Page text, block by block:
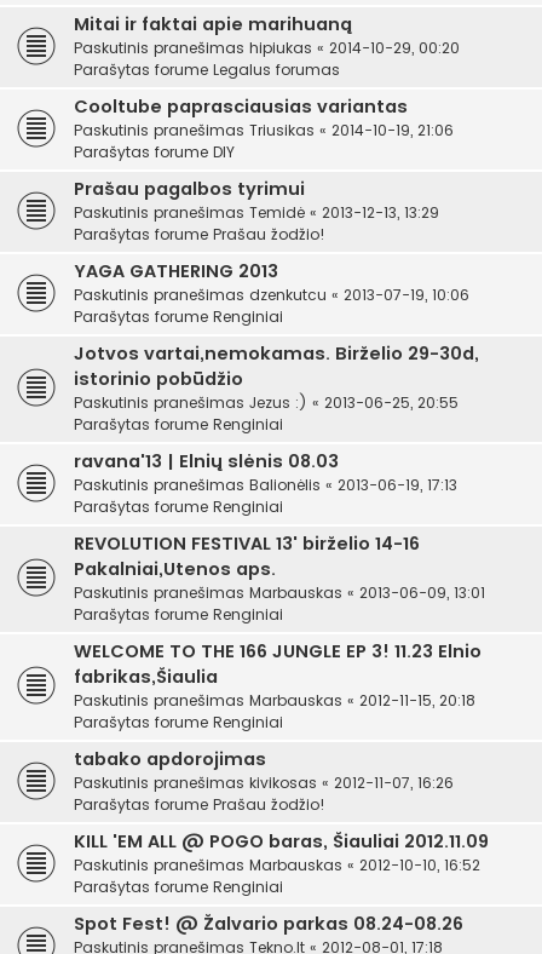
Mitai ir faktai apie marihuaną
Paskutinis pranešimas hipiukas « 2014-10-29, 00:20
Parašytas forume Legalus forumas
Cooltube paprasciausias variantas
Paskutinis pranešimas Triusikas « 2014-10-19, 21:06
Parašytas forume DIY
Prašau pagalbos tyrimui
Paskutinis pranešimas Temidė « 2013-12-13, 13:29
Parašytas forume Prašau žodžio!
YAGA GATHERING 2013
Paskutinis pranešimas dzenkutcu « 2013-07-19, 10:06
Parašytas forume Renginiai
Jotvos vartai,nemokamas. Birželio 29-30d,
istorinio pobūdžio
Paskutinis pranešimas Jezus :) « 2013-06-25, 20:55
Parašytas forume Renginiai
ravana'13 | Elnių slėnis 08.03
Paskutinis pranešimas Balionėlis « 2013-06-19, 17:13
Parašytas forume Renginiai
REVOLUTION FESTIVAL 13' birželio 14-16
Pakalniai,Utenos aps.
Paskutinis pranešimas Marbauskas « 2013-06-09, 13:01
Parašytas forume Renginiai
WELCOME TO THE 166 JUNGLE EP 3! 11.23 Elnio
fabrikas,Šiaulia
Paskutinis pranešimas Marbauskas « 2012-11-15, 20:18
Parašytas forume Renginiai
tabako apdorojimas
Paskutinis pranešimas kivikosas « 2012-11-07, 16:26
Parašytas forume Prašau žodžio!
KILL 'EM ALL @ POGO baras, Šiauliai 2012.11.09
Paskutinis pranešimas Marbauskas « 2012-10-10, 16:52
Parašytas forume Renginiai
Spot Fest! @ Žalvario parkas 08.24-08.26
Paskutinis pranešimas Tekno.lt « 2012-08-01, 17:18